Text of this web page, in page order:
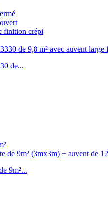
finition crépi
de...
9m²...